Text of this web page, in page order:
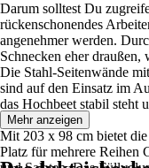
Darum solltest Du
rückenschonendes
angenehmer werden.
Schnecken eher draußen,
Die Stahl-Seitenwände
sind auf den Einsatz im
das Hochbeet stabil steht
Mit 203 x 98 cm bietet
Platz für mehrere Reihen
Mehr anzeigen